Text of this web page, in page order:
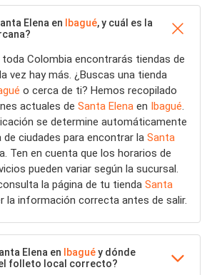
Elena en Ibagué, y cuál es la
Colombia encontrarás tiendas de
vez hay más. ¿Buscas una tienda
o cerca de ti? Hemos recopilado
actuales de Santa Elena en Ibagué.
se determine automáticamente
ciudades para encontrar la Santa
Ten en cuenta que los horarios de
pueden variar según la sucursal.
la página de tu tienda Santa
la información correcta antes de salir.
Elena en Ibaguéy dónde
folleto local correcto?